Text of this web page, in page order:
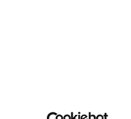
A.N.P.C.
O.D.R.